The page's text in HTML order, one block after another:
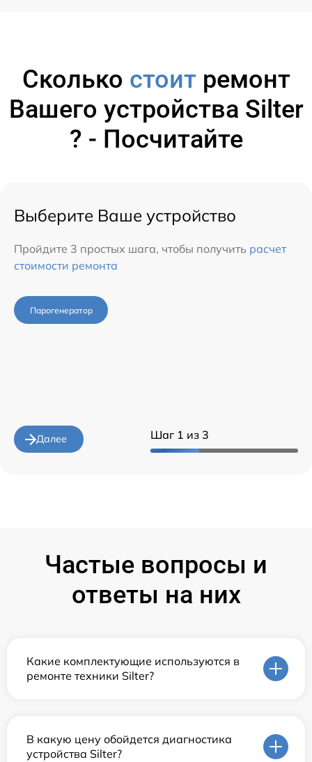
Сколько стоитремонт
Вашего устройства Silter
? - Посчитайте
Шаг 1 из 3
Выберите Ваше устройство
Пройдите 3 простых шага, чтобы получить расчет
стоимости ремонта
Парогенератор
Далее
Частые вопросы и
ответы на них
Какие комплектующие используются в
ремонте техники Silter?
В какую цену обойдется диагностика
устройства Silter?